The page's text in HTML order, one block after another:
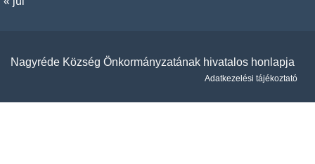
Nagyréde Község Önkormányzatának hivatalos honlapja
Adatkezelési tájékoztató